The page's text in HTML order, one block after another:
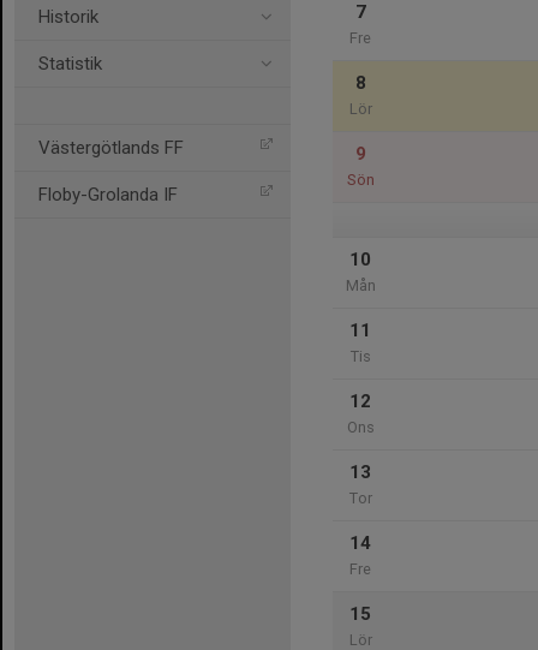
Historik
Statistik
Västergötlands FF
Floby-Grolanda IF
7
Fre
8
Lör
9
Sön
10
Mån
11
Tis
12
Ons
13
Tor
14
Fre
15
Lör